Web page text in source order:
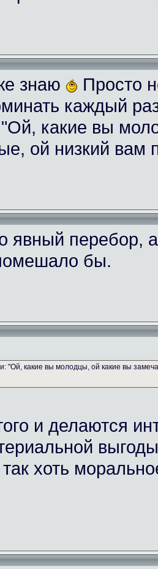
знаю
Просто
каждый
"Ой, какие вы
ой низкий вам
явный перебор,
бы.
"Ой, какие вы молодцы, ой какие вы
и делаются
хоть